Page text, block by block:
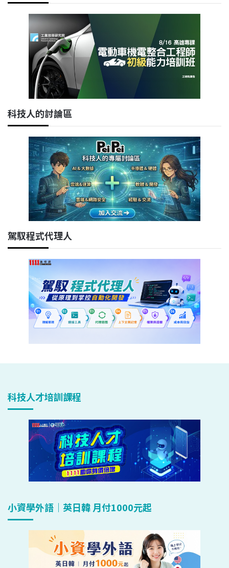
科技人的討論區
駕馭程式代理人
科技人才培訓課程
小資學外語｜英日韓 月付1000元起